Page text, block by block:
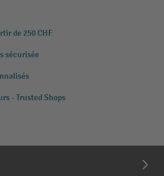
de 250 CHF
sécurisée
- Trusted Shops